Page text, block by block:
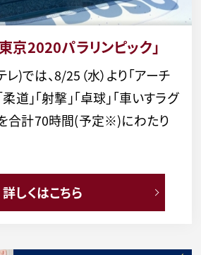
京2020パラリンピック」
)では、8/25（水）より「アーチ
柔道」「射撃」「卓球」「車いすラグ
合計70時間(予定※)にわたり
詳しくはこちら